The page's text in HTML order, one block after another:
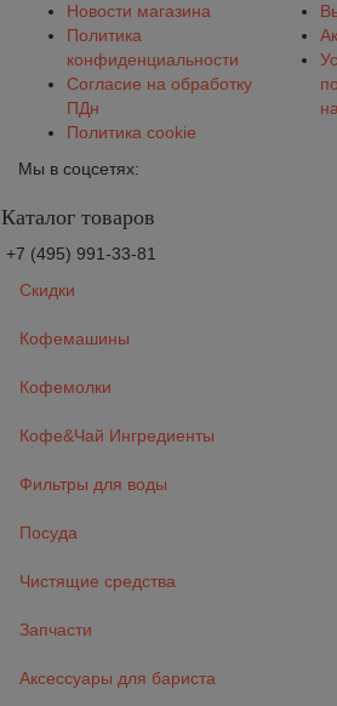
Новости магазина
Политика
конфиденциальности
Согласие на обработку
ПДн
Политика cookie
Мы в соцсетях:
Каталог товаров
+7 (495) 991-33-81
Скидки
Кофемашины
Кофемолки
Кофе&Чай Ингредиенты
Фильтры для воды
Посуда
Чистящие средства
Запчасти
Аксессуары для бариста